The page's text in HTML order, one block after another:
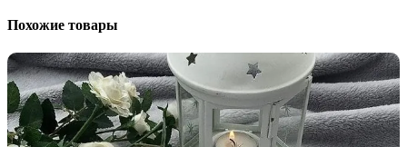
Похожие товары